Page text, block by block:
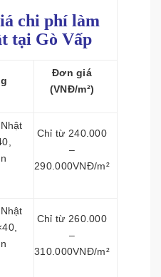
chi phí làm
tại Gò Vấp
Đơn giá
(VNĐ/m²)
Chỉ từ 240.000
–
290.000VNĐ/m²
Chỉ từ 260.000
–
310.000VNĐ/m²